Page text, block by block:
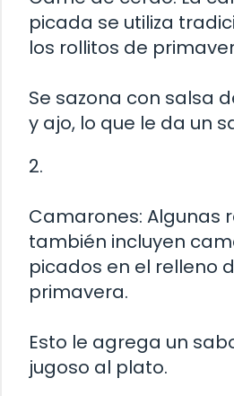
picada se utiliza
los rollitos de
Se sazona con salsa
y ajo, lo que le da un
2.
Camarones: Algunas
también incluyen
picados en el relleno
primavera.
Esto le agrega un
jugoso al plato.